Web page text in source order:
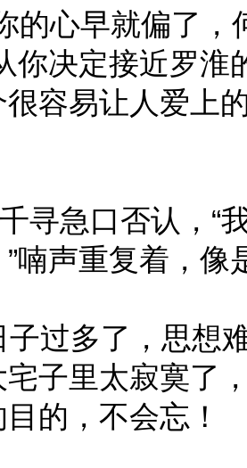
的心早就偏了，
你决定接近罗
容易让人爱上
寻急口否认，“
”喃声重复着，像
过多了，思想
子里太寂寞了
的，不会忘！